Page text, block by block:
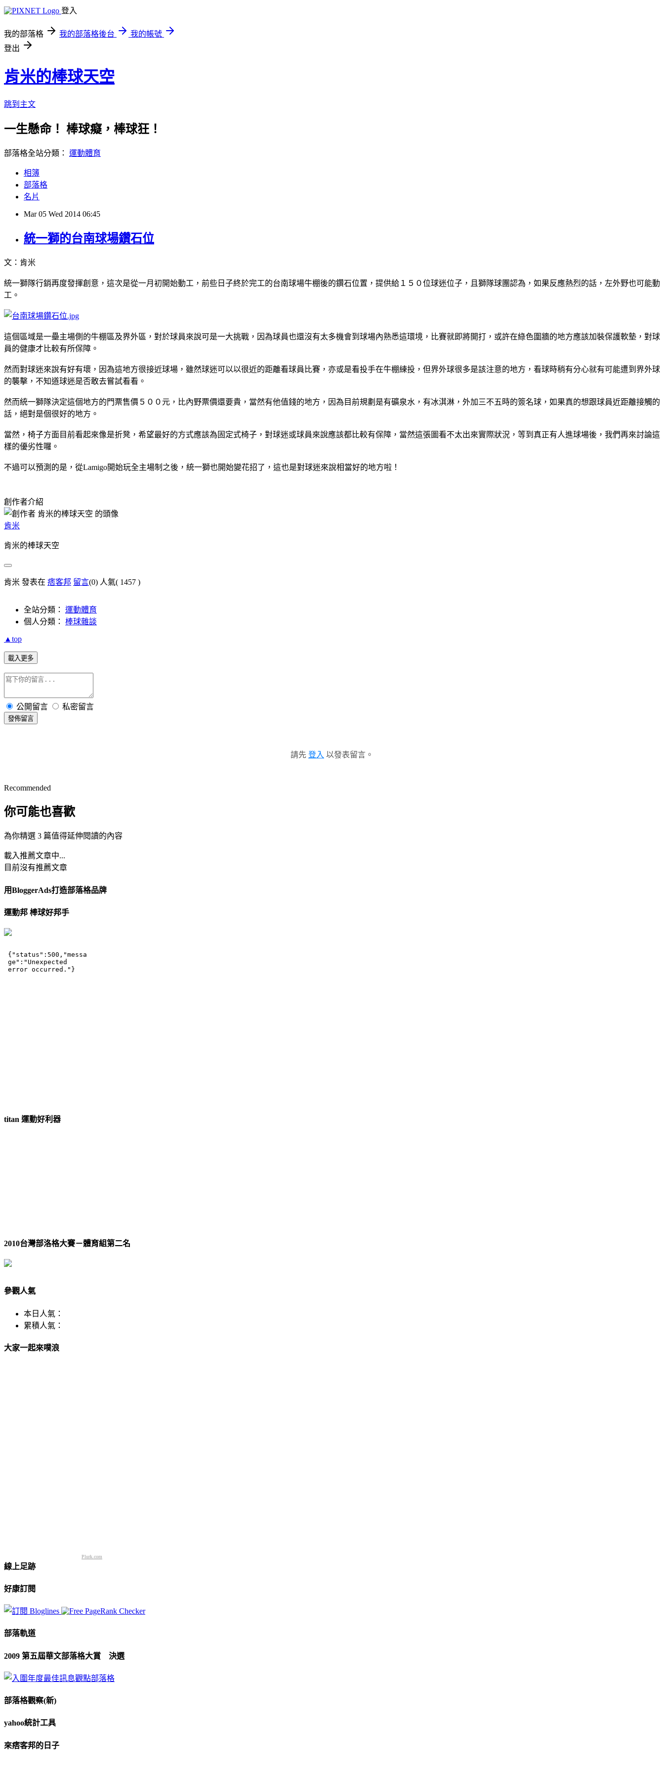
登入
我的部落格 我的部落格後台
我的帳號
登出
肯米的棒球天空
跳到主文
一生懸命！ 棒球癡，棒球狂！
部落格全站分類： 運動體育
相簿
部落格
名片
Mar 05 Wed 2014 06:45
統一獅的台南球場鑽石位
文：肯米
統一獅隊行銷再度發揮創意，這次是從一月初開始動工，前些日子終於完工的台南球場牛棚後的鑽石位置，提供給１５０位球迷位子，且獅隊球團認為，如果反應熱烈的話，左外野也可能動
工。
這個區域是一壘主場側的牛棚區及界外區，對於球員來說可是一大挑戰，因為球員也還沒有太多機會到球場內熟悉這環境，比賽就即將開打，或許在綠色圍牆的地方應該加裝保護軟墊，對球
員的健康才比較有所保障。
然而對球迷來說有好有壞，因為這地方很接近球場，雖然球迷可以以很近的距離看球員比賽，亦或是看投手在牛棚練投，但界外球很多是該注意的地方，看球時稍有分心就有可能遭到界外球
的襲擊，不知道球迷是否敢去嘗試看看。
然而統一獅隊決定這個地方的門票售價５００元，比內野票價還要貴，當然有他值錢的地方，因為目前規劃是有礦泉水，有冰淇淋，外加三不五時的簽名球，如果真的想跟球員近距離接觸的
話，絕對是個很好的地方。
當然，椅子方面目前看起來像是折凳，希望最好的方式應該為固定式椅子，對球迷或球員來說應該都比較有保障，當然這張圖看不太出來實際狀況，等到真正有人進球場後，我們再來討論這
樣的優劣性囉。
不過可以預測的是，從Lamigo開始玩全主場制之後，統一獅也開始變花招了，這也是對球迷來說相當好的地方啦！
創作者介紹
肯米
肯米的棒球天空
肯米 發表在 痞客邦 留言(0) 人氣( 1457 )
全站分類： 運動體育
個人分類： 棒球雜談
▲top
載入更多
公開留言 私密留言
發佈留言
請先 登入 以發表留言。
Recommended
你可能也喜歡
為你精選 3 篇值得延伸閱讀的內容
載入推薦文章中...
目前沒有推薦文章
用BloggerAds打造部落格品牌
運動邦 棒球好邦手
titan 運動好利器
2010台灣部洛格大賽－體育組第二名
參觀人氣
本日人氣：
累積人氣：
大家一起來噗浪
Plurk.com
線上足跡
好康訂閱
部落軌道
2009 第五屆華文部落格大賞 決選
部落格觀察(新)
yahoo統計工具
來痞客邦的日子